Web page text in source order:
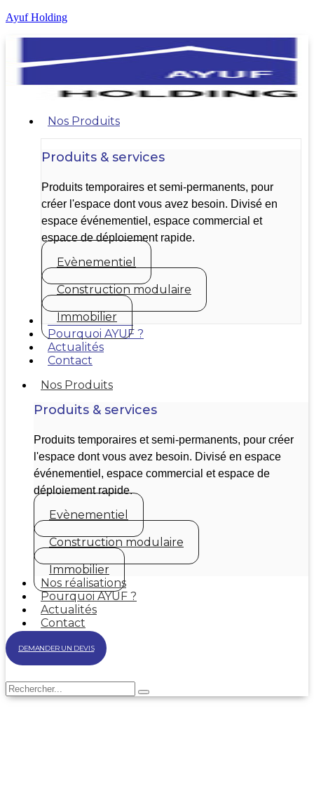
Ayuf Holding
Nos Produits
Produits & services
Produits temporaires et semi-permanents, pour
créer l'espace dont vous avez besoin. Divisé en
espace événementiel, espace commercial et
espace de déploiement rapide.
Evènementiel
Construction modulaire
Immobilier
Nos réalisations
Pourquoi AYUF ?
Actualités
Contact
Nos Produits
Produits & services
Produits temporaires et semi-permanents, pour créer
l'espace dont vous avez besoin. Divisé en espace
événementiel, espace commercial et espace de
déploiement rapide.
Evènementiel
Construction modulaire
Immobilier
Nos réalisations
Pourquoi AYUF ?
Actualités
Contact
DEMANDER UN DEVIS